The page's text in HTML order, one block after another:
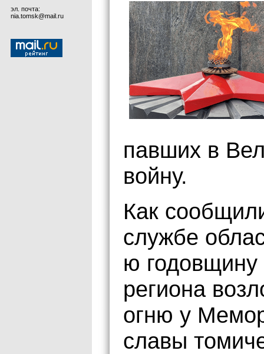
эл. почта:
nia.tomsk@mail.ru
павших в
войну.
Как
службе
ю
региона
огню у
славы